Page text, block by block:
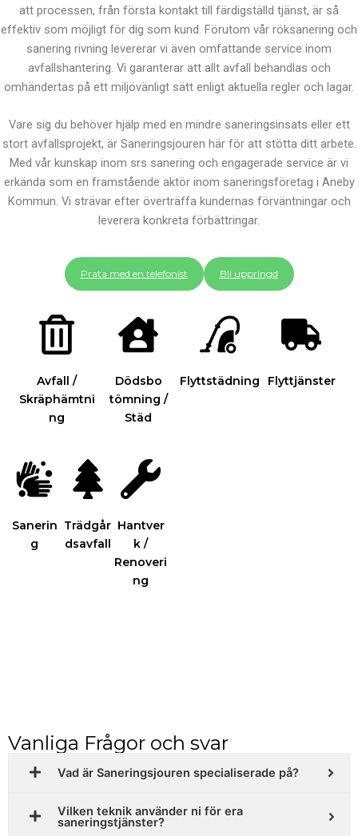
att processen, från första kontakt till färdigställd tjänst, är så
effektiv som möjligt för dig som kund. Förutom vår röksanering och
sanering rivning levererar vi även omfattande service inom
avfallshantering. Vi garanterar att allt avfall behandlas och
omhändertas på ett miljövänligt sätt enligt aktuella regler och lagar.
Vare sig du behöver hjälp med en mindre saneringsinsats eller ett
stort avfallsprojekt, är Saneringsjouren här för att stötta ditt arbete.
Med vår kunskap inom srs sanering och engagerade service är vi
erkända som en framstående aktör inom saneringsföretag i Aneby
Kommun. Vi strävar efter överträffa kundernas förväntningar och
leverera konkreta förbättringar.
Prata med en telefonist Bli uppringd
Avfall /
Skräphämtni
ng
Dödsbo
tömning /
Städ
Flyttstädning Flyttjänster
Sanerin
g
Trädgår
dsavfall
Hantver
k /
Renoveri
ng
Vanliga Frågor och svar
Vad är Saneringsjouren specialiserade på?
Vilken teknik använder ni för era
saneringstjänster?